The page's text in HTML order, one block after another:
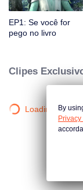
EP1: Se você for
pego no livro
Clipes
Loading…By